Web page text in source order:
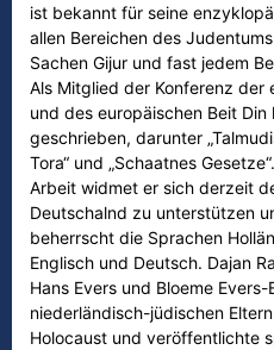
ist bekannt für seine
allen Bereichen des
Sachen Gijur und fast jedem
Als Mitglied der Konferenz der
und des europäischen Beit
geschrieben, darunter
Tora“ und „Schaatnes
Arbeit widmet er sich derzeit
Deutschalnd zu unterstützen
beherrscht die Sprachen
Englisch und Deutsch. Dajan
Hans Evers und Bloeme
niederländisch-jüdischen
Holocaust und veröffentlichte